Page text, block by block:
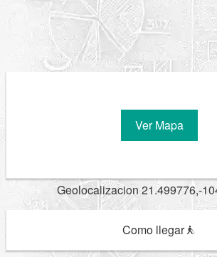
Ver Mapa
Geolocalizacion 21.499776,-
Como llegar